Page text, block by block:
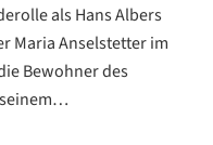
als Hans Albers
Maria Anselstetter im
Bewohner des